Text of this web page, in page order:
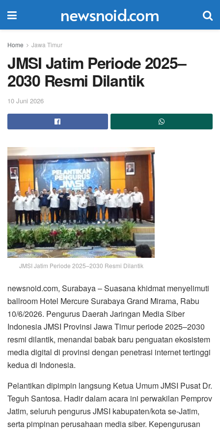
newsnoid.com
Home Jawa Timur
JMSI Jatim Periode 2025–
2030 Resmi Dilantik
10 Juni 2026
JMSI Jatim Periode 2025–2030 Resmi Dilantik
newsnoid.com, Surabaya – Suasana khidmat menyelimuti
ballroom Hotel Mercure Surabaya Grand Mirama, Rabu
10/6/2026. Pengurus Daerah Jaringan Media Siber
Indonesia JMSI Provinsi Jawa Timur periode 2025–2030
resmi dilantik, menandai babak baru penguatan ekosistem
media digital di provinsi dengan penetrasi internet tertinggi
kedua di Indonesia.
Pelantikan dipimpin langsung Ketua Umum JMSI Pusat Dr.
Teguh Santosa. Hadir dalam acara ini perwakilan Pemprov
Jatim, seluruh pengurus JMSI kabupaten/kota se-Jatim,
serta pimpinan perusahaan media siber. Kepengurusan